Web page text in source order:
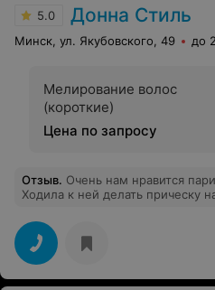
5.0 Донна Стиль
Минск, ул. Якубовского, 49 до
Мелирование волос
(короткие)
Цена по запросу
Отзыв. Очень нам нравится
Ходила к ней делать прическу
торжестве))) , а также вожу к
маленьких сыновей, всегда
что зачастую не получается у
Светлана всегда на позитиве и
что очень важно для клиента!!!